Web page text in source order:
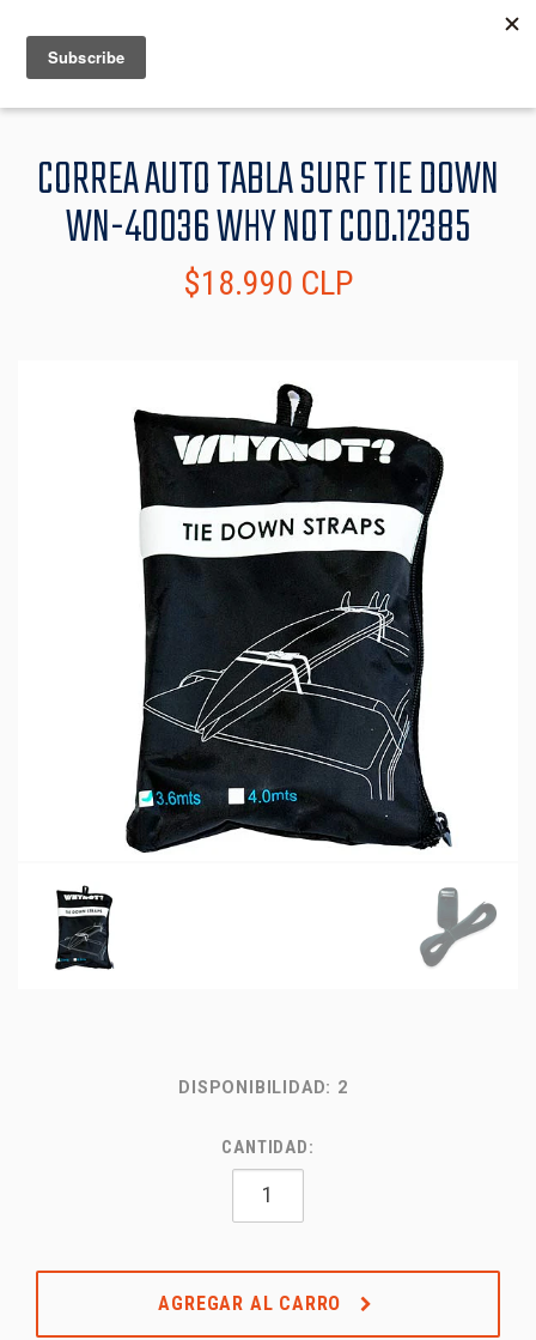
MENU
CORREA AUTO TABLA SURF TIE DOWN
WN-40036 WHY NOT COD.12385
$18.990 CLP
DISPONIBILIDAD: 2
CANTIDAD:
AGREGAR AL CARRO